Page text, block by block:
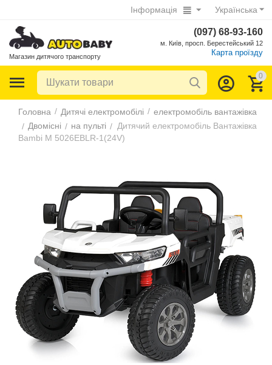
Українська
Інформація
Магазин дитячого транспорту
(097) 68-93-160
м. Київ, просп. Берестейський 12
Карта проїзду
0
Головна / Дитячі електромобілі / електромобіль вантажівка
/ Двомісні / на пульті / Дитячий електромобіль Вантажівка
Bambi M 5026EBLR-1(24V)